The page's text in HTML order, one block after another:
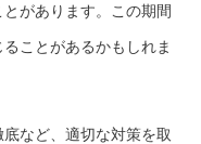
があります。この期間
ことがあるかもしれま
など、適切な対策を取